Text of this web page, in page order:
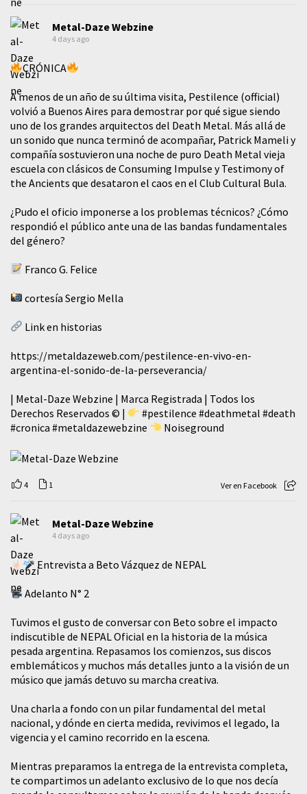
Metal-Daze Webzine
4 days ago
CRÓNICA
A menos de un año de su última visita, Pestilence (official)
volvió a Buenos Aires para demostrar por qué sigue siendo
uno de los grandes arquitectos del Death Metal. Más allá de
un sonido que nunca terminó de acompañar, Patrick Mameli y
compañía sostuvieron una noche de puro Death Metal vieja
escuela con clásicos de Consuming Impulse y Testimony of
the Ancients que desataron el caos en el Club Cultural Bula.
¿Pudo el oficio imponerse a los problemas técnicos? ¿Cómo
respondió el público ante una de las bandas fundamentales
del género?
Franco G. Felice
cortesía Sergio Mella
Link en historias
https://metaldazeweb.com/pestilence-en-vivo-en-
argentina-el-sonido-de-la-perseverancia/
| Metal-Daze Webzine | Marca Registrada | Todos los
Derechos Reservados © |
#pestilence #deathmetal #death
#cronica #metaldazewebzine Noiseground
4 1 Ver en Facebook
Metal-Daze Webzine
4 days ago
Entrevista a Beto Vázquez de NEPAL
Adelanto N° 2
Tuvimos el gusto de conversar con Beto sobre el impacto
indiscutible de NEPAL Oficial en la historia de la música
pesada argentina. Repasamos los comienzos, sus discos
emblemáticos y muchos más detalles junto a la visión de un
músico que jamás detuvo su marcha creativa.
​Una charla a fondo con un pilar fundamental del metal
nacional, y dónde en cierta medida, revivimos el legado, la
vigencia y el camino recorrido en la escena.
Mientras preparamos la entrega de la entrevista completa,
te compartimos un adelanto exclusivo de lo que nos decía